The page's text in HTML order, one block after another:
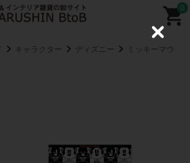
0
キャラクター ディズニー
ミッキーマウ
C